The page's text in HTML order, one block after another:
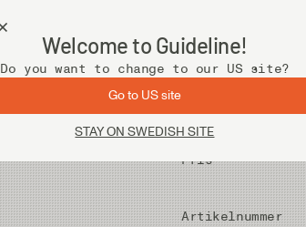
Welcome to Guideline!
Do you want to change to our US site?
Go to US site
STAY ON SWEDISH SITE
Pris
Artikelnummer